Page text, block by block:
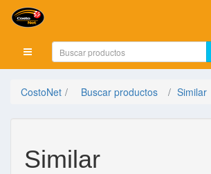
Mostrar menú
CostoNet Buscar productos Similar
Similar